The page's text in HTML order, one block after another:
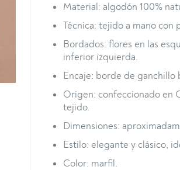
esquina
Material: algodón 100%
Técnica: tejido a mano con
Bordados: flores en las
inferior izquierda.
Encaje: borde de ganchillo
Origen: confeccionado en
tejido.
Dimensiones:
Estilo: elegante y clásico,
Color: marfil.